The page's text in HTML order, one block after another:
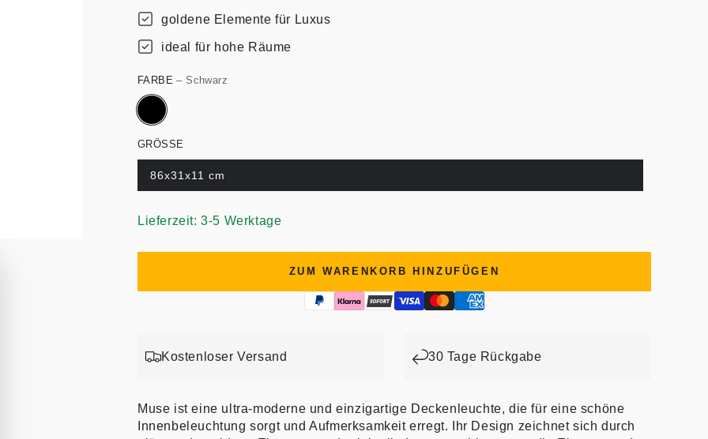
goldene Elemente für Luxus
ideal für hohe Räume
FARBE– Schwarz
GRÖSSE
86x31x11 cm
Lieferzeit: 3-5 Werktage
ZUM WARENKORB HINZUFÜGEN
Kostenloser Versand 30 Tage Rückgabe
Muse ist eine ultra-moderne und einzigartige Deckenleuchte, die für eine schöne
Innenbeleuchtung sorgt und Aufmerksamkeit erregt. Ihr Design zeichnet sich durch